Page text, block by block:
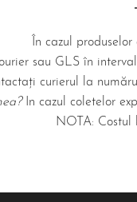
În cazul
sau GLS în
curierul la
In cazul coletelor
NOTA: